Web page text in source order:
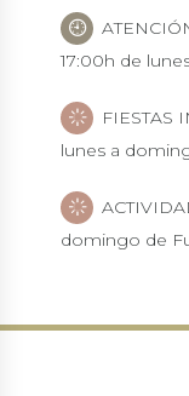
17:00h de
FIESTAS
lunes a
domingo de